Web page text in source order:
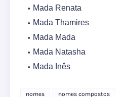
Mada Renata
Mada Thamires
Mada Mada
Mada Natasha
Mada Inês
nomes nomes compostos